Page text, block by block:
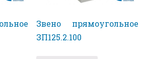
Звено прямоугольное
ЗП125.2.100